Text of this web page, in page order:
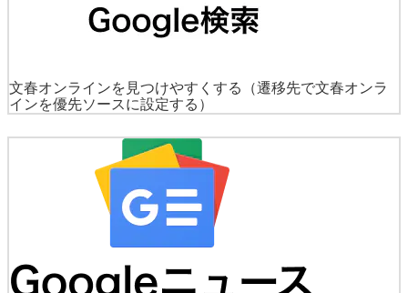
文春オンラインを見つけやすくする
（遷移先で文春オンラ
インを優先ソースに設定する）